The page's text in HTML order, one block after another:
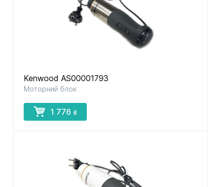
Kenwood AS00001793
Моторний блок
1 776 ₴